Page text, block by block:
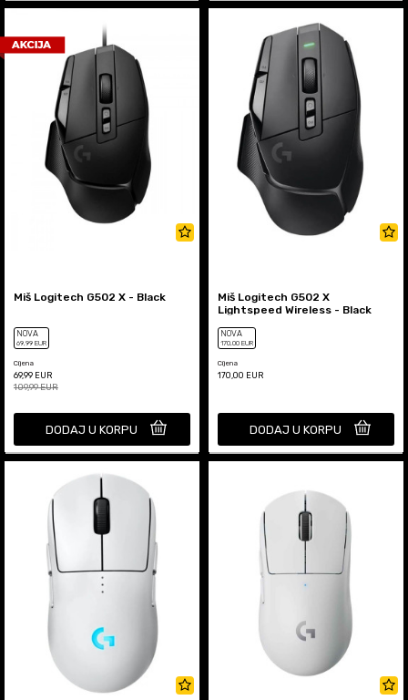
Miš Logitech G502 X - Black
NOVA
69,99 EUR
Cijena
69,99 EUR
109,99EUR
DODAJ U KORPU
Miš Logitech G502 X
Lightspeed Wireless - Black
NOVA
170,00 EUR
Cijena
170,00 EUR
DODAJ U KORPU